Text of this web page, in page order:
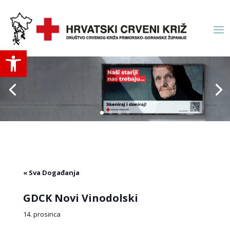
Open toolbar
« Sva Događanja
GDCK Novi Vinodolski
14. prosinca